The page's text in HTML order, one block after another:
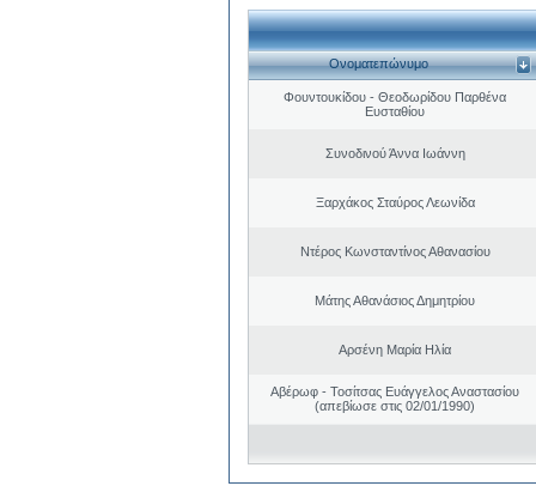
Ονοματεπώνυμο
Φουντουκίδου - Θεοδωρίδου Παρθένα
Ευσταθίου
Συνοδινού Άννα Ιωάννη
Ξαρχάκος Σταύρος Λεωνίδα
Ντέρος Κωνσταντίνος Αθανασίου
Μάτης Αθανάσιος Δημητρίου
Αρσένη Μαρία Ηλία
Αβέρωφ - Τοσίτσας Ευάγγελος Αναστασίου
(απεβίωσε στις 02/01/1990)